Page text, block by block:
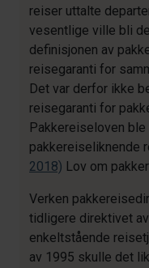
reiser uttalte
vesentlige ville bli
definisjonen av
reisegaranti for
Det var derfor ikke
reisegaranti for
Pakkereiseloven
pakkereiseliknende
2018) Lov om
Verken
tidligere direktivet
enkeltstående
av 1995 skulle det